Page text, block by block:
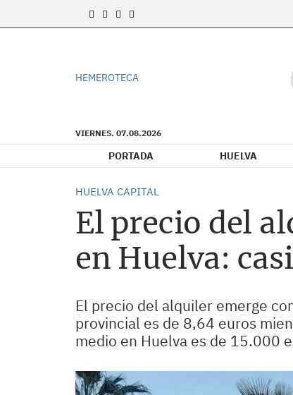
HEMEROTECA
VIERNES. 07.08.2026
PORTADA HUELVA
HUELVA CAPITAL
El precio del
en Huelva:
El precio del alquiler emerge
provincial es de 8,64 euros
medio en Huelva es de 15.000